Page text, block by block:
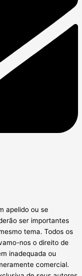
apelido ou se
ser importantes
tema. Todos os
nos o direito de
inadequada ou
comercial.